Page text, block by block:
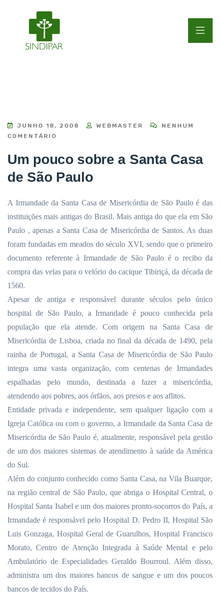
JUNHO 18, 2008 WEBMASTER
NENHUM
COMENTÁRIO
Um pouco sobre a Santa Casa
de São Paulo
A Irmandade da Santa Casa de Misericórdia de São Paulo é das
instituições mais antigas do Brasil. Mais antiga do que ela em São
Paulo , apenas a Santa Casa de Misericórdia de Santos. As duas
foram fundadas em meados do século XVI, sendo que o primeiro
documento referente à Irmandade de São Paulo é o recibo da
compra das velas para o velório do cacique Tibiriçá, da década de
1560.
Apesar de antiga e responsável durante séculos pelo único
hospital de São Paulo, a Irmandade é pouco conhecida pela
população que ela atende. Com origem na Santa Casa de
Misericórdia de Lisboa, criada no final da década de 1490, pela
rainha de Portugal, a Santa Casa de Misericórdia de São Paulo
integra uma vasta organização, com centenas de Irmandades
espalhadas pelo mundo, destinada a fazer a misericórdia,
atendendo aos pobres, aos órfãos, aos presos e aos aflitos.
Entidade privada e independente, sem qualquer ligação com a
Igreja Católica ou com o governo, a Irmandade da Santa Casa de
Misericórdia de São Paulo é, atualmente, responsável pela gestão
de um dos maiores sistemas de atendimento à saúde da América
do Sul.
Além do conjunto conhecido como Santa Casa, na Vila Buarque,
na região central de São Paulo, que abriga o Hospital Central, o
Hospital Santa Isabel e um dos maiores pronto-socorros do País, a
Irmandade é responsável pelo Hospital D. Pedro II, Hospital São
Luis Gonzaga, Hospital Geral de Guarulhos, Hospital Francisco
Morato, Centro de Atenção Integrada à Saúde Mental e pelo
Ambulatório de Especialidades Geraldo Bourroul. Além disso,
administra um dos maiores bancos de sangue e um dos poucos
bancos de tecidos do País.